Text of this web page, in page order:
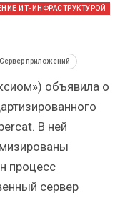
ИТ-ИНФРАСТРУКТУРОЙ
Сервер приложений
объявила о
В ней
процесс
сервер